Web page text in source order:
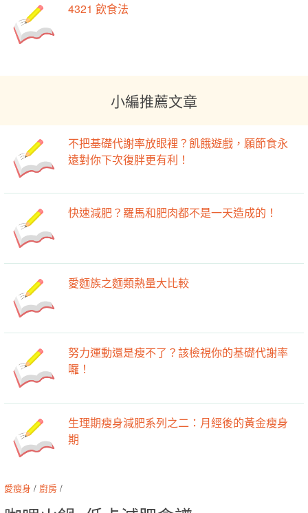
4321 飲食法
小編推薦文章
不把基礎代謝率放眼裡？飢餓遊戲，願節食永
遠對你下次復胖更有利！
快速減肥？羅馬和肥肉都不是一天造成的！
愛麵族之麵類熱量大比較
努力運動還是瘦不了？該檢視你的基礎代謝率
囉！
生理期瘦身減肥系列之二：月經後的黃金瘦身
期
愛瘦身 / 廚房 /